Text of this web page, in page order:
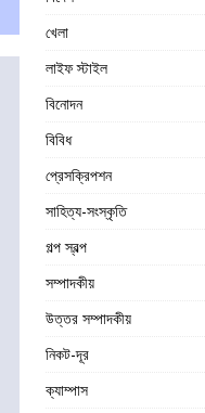
খেলা
লাইফ স্টাইল
বিনোদন
বিবিধ
প্রেসক্রিপশন
সাহিত্য-সংস্কৃতি
গল্প স্বল্প
সম্পাদকীয়
উত্তর সম্পাদকীয়
নিকট-দূর
ক্যাম্পাস